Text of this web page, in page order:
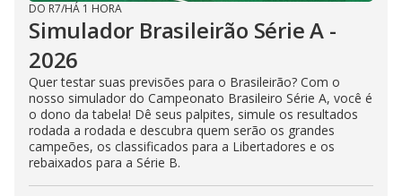
DO R7/HÁ 1 HORA
Simulador Brasileirão Série A -
2026
Quer testar suas previsões para o Brasileirão? Com o
nosso simulador do Campeonato Brasileiro Série A, você é
o dono da tabela! Dê seus palpites, simule os resultados
rodada a rodada e descubra quem serão os grandes
campeões, os classificados para a Libertadores e os
rebaixados para a Série B.